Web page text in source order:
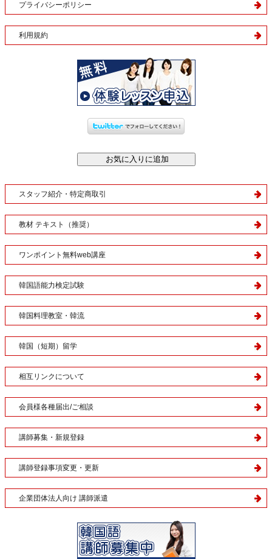
プライバシーポリシー
利用規約
スタッフ紹介・特定商取引
教材 テキスト（推奨）
ワンポイント無料web講座
韓国語能力検定試験
韓国料理教室・韓流
韓国（短期）留学
相互リンクについて
会員様各種届出/ご相談
講師募集・新規登録
講師登録事項変更・更新
企業団体法人向け 講師派遣